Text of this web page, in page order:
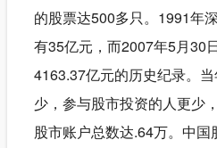
的股票达500多只。1991年
有35亿元，而2007年5月30
4163.37亿元的历史纪录。
少，参与股市投资的人更少
股市账户总数达.64万。中